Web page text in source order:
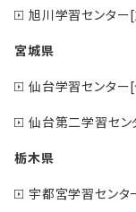
旭川学習センタ
宮城県
仙台学習センタ
仙台第二学習セン
栃木県
宇都宮学習セン